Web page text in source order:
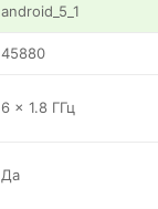
android_5_1
45880
6 x 1.8 ГГц
Да